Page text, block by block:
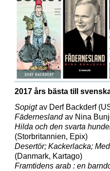
2017 års bästa till
Sopigtav Derf Backderf
Fäderneslandav Nina
Hilda och den svarta
(Storbritannien, Epix)
Desertör; Kackerlacka;
(Danmark, Kartago)
Framtidens arab : en